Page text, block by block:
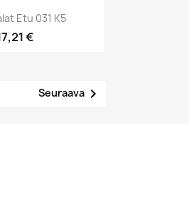
Etu 031 K5
€
Seuraava